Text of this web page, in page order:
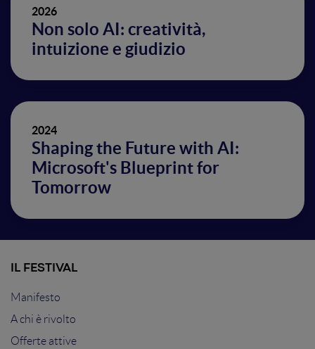
2026
Non solo AI: creatività,
intuizione e giudizio
2024
Shaping the Future with AI:
Microsoft's Blueprint for
Tomorrow
IL FESTIVAL
Manifesto
A chi è rivolto
Offerte attive